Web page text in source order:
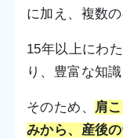
に加え、複数
15年以上にわ
り、豊富な知
そのため、 肩
みから、産後